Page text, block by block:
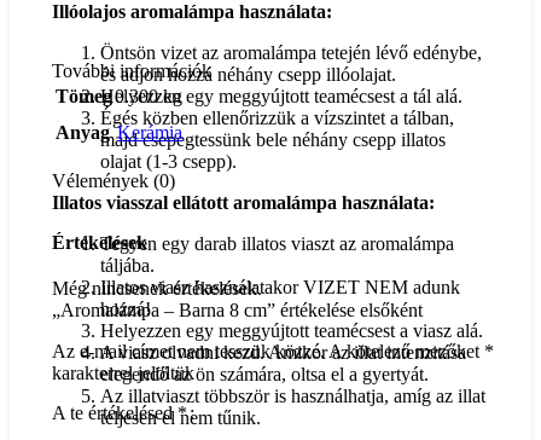
Illóolajos aromalámpa használata:
Öntsön vizet az aromalámpa tetején lévő edénybe,
és adjon hozzá néhány csepp illóolajat.
Helyezzen egy meggyújtott teamécsest a tál alá.
Égés közben ellenőrizzük a vízszintet a tálban,
majd csepegtessünk bele néhány csepp illatos
olajat (1-3 csepp).
Illatos viasszal ellátott aromalámpa használata:
Tegyen egy darab illatos viaszt az aromalámpa
táljába.
Illatos viasz használatakor VIZET NEM adunk
hozzá!
Helyezzen egy meggyújtott teamécsest a viasz alá.
A viasz olvadni kezd. Amikor az illat intenzitása
elegendő az ön számára, oltsa el a gyertyát.
Az illatviaszt többször is használhatja, amíg az illat
teljesen el nem tűnik.
További információk
Tömeg0.300 kg
Anyag Kerámia
Vélemények (0)
Értékelések
Még nincsenek értékelések.
„Aromalámpa – Barna 8 cm” értékelése elsőként
Az e-mail címet nem tesszük közzé. A kötelező mezőket *
karakterrel jelöltük
A te értékelésed *